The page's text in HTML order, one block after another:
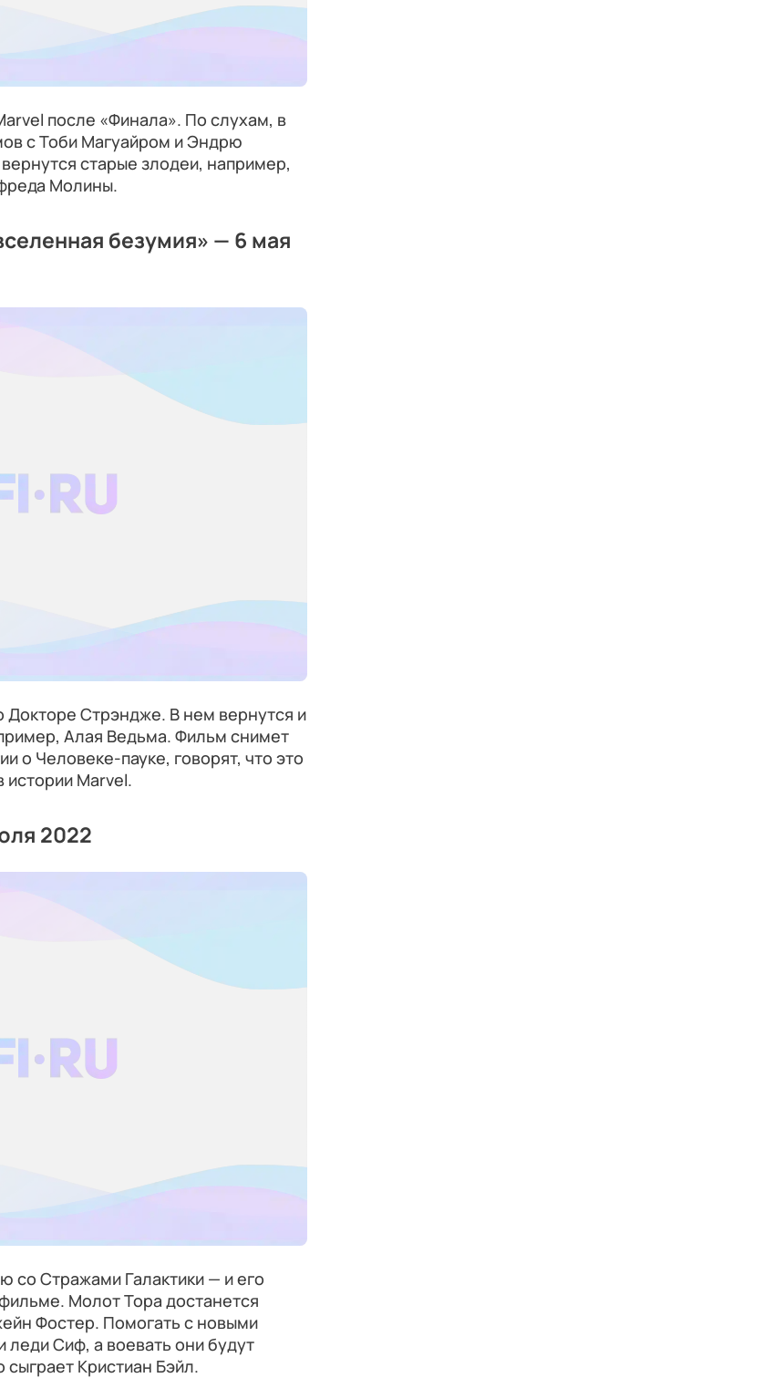
после «Финала». По слухам, в
с Тоби Магуайром и Эндрю
старые злодеи, например,
Молины.
безумия» — 6 мая
Докторе Стрэндже. В нем вернутся и
Алая Ведьма. Фильм снимет
о Человеке-пауке, говорят, что это
истории Marvel.
2022
со Стражами Галактики — и его
Молот Тора достанется
Фостер. Помогать с новыми
леди Сиф, а воевать они будут
сыграет Кристиан Бэйл.